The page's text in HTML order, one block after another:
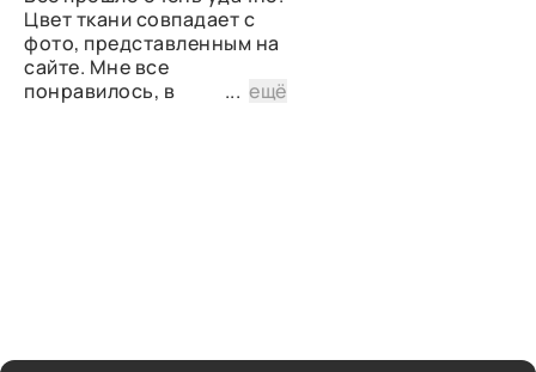
Цвет ткани совпадает с
фото, представленным на
сайте. Мне все
понравилось, в
...ещё